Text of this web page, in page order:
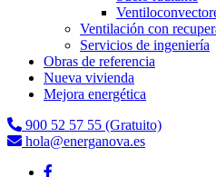
Ventilación con
Servicios de ingeniería
Obras de referencia
Nueva vivienda
Mejora energética
900 52 57 55 (Gratuito)
hola@energanova.es